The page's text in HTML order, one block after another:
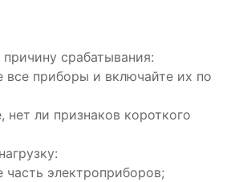
срабатывания:
все приборы и включайте их по
нет ли признаков короткого
часть электроприборов;